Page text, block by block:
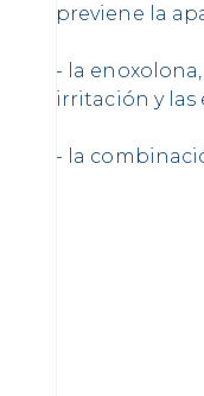
previene la
- la
irritación y las
- la